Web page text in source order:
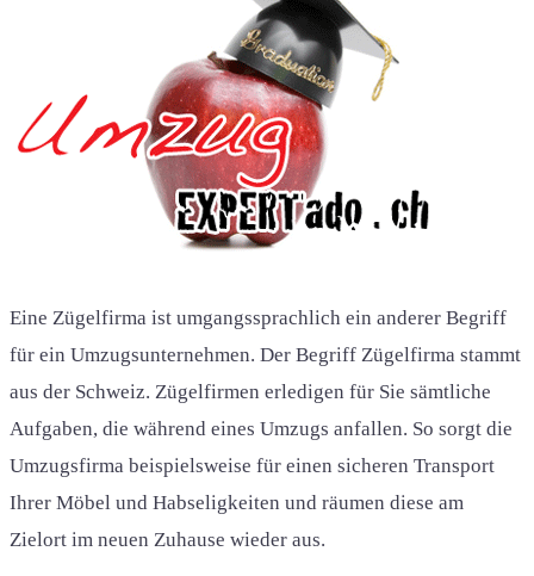
Eine Zügelfirma ist umgangssprachlich ein anderer Begriff
für ein Umzugsunternehmen. Der Begriff Zügelfirma stammt
aus der Schweiz. Zügelfirmen erledigen für Sie sämtliche
Aufgaben, die während eines Umzugs anfallen. So sorgt die
Umzugsfirma beispielsweise für einen sicheren Transport
Ihrer Möbel und Habseligkeiten und räumen diese am
Zielort im neuen Zuhause wieder aus.